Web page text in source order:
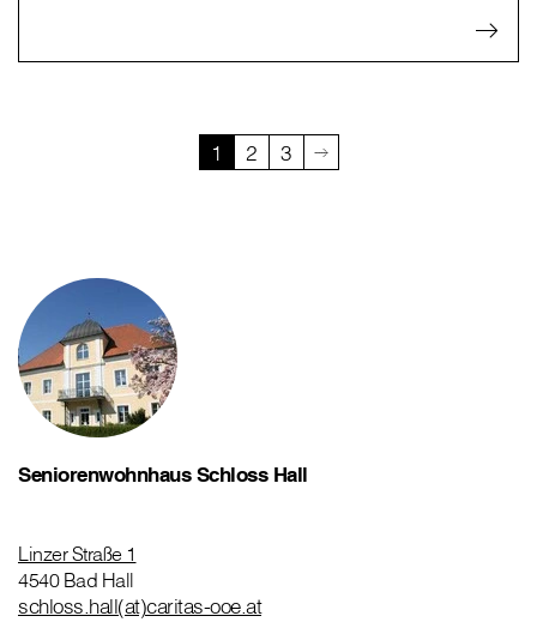
1 2 3
Seniorenwohnhaus Schloss Hall
Linzer Straße 1
4540 Bad Hall
schloss.hall(at)caritas-ooe.at